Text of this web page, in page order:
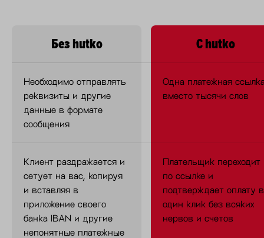
Без hutko С hutko
Необходимо отправлять
реквизиты и другие
данные в формате
сообщения
Одна платежная
вместо тысячи слов
Клиент раздражается и
сетует на вас, копируя
и вставляя в
приложение своего
банка IBAN и другие
непонятные платежные
Плательщик переходит
по ссылке и
подтверждает оплату в
один клик без всяких
нервов и счетов